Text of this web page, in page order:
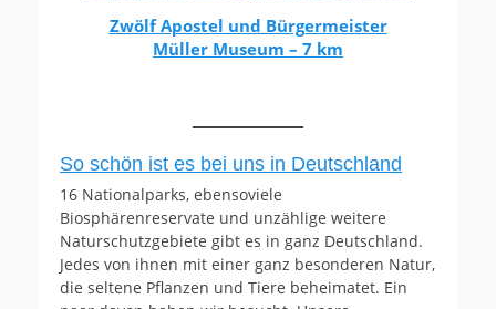
Zwölf Apostel und Bürgermeister
Müller Museum – 7 km
So schön ist es bei uns in Deutschland
16 Nationalparks, ebensoviele
Biosphärenreservate und unzählige weitere
Naturschutzgebiete gibt es in ganz Deutschland.
Jedes von ihnen mit einer ganz besonderen Natur,
die seltene Pflanzen und Tiere beheimatet. Ein